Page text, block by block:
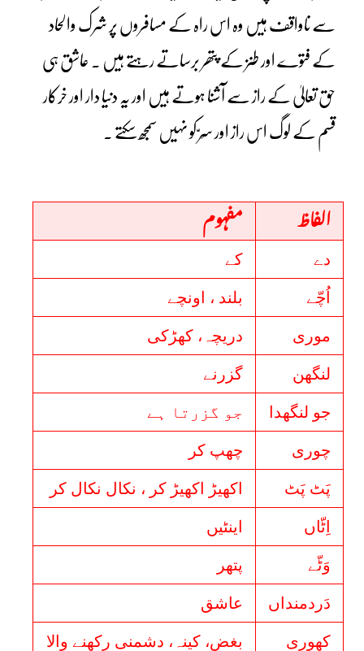
سے ناواقف ہیں وہ اس راہ کے مسافروں پر شرک والحاد
کے فتوے اور طنز کے پتھر برساتے رہتے ہیں ۔ عاشق ہی
حق تعالیٰ کے راز سے آشنا ہوتے ہیں اور یہ دنیا دار اور خرکار
قسم کے لوگ اس راز اور سِرّ کو نہیں سمجھ سکتے ۔
الفاظ مفہوم
دے کے
اُچّے بلند ، اونچے
موری دریچہ، کھڑکی
لنگھن گزرنے
جو لنگھدا جو گزرتا ہے
چوری چھپ کر
پَٹ پَٹ اکھیڑ اکھیڑ کر ، نکال نکال کر
اِٹّاں اینٹیں
وَٹّے پتھر
دَردمنداں عاشق
کھوری بغض، کینہ، دشمنی رکھنے والا